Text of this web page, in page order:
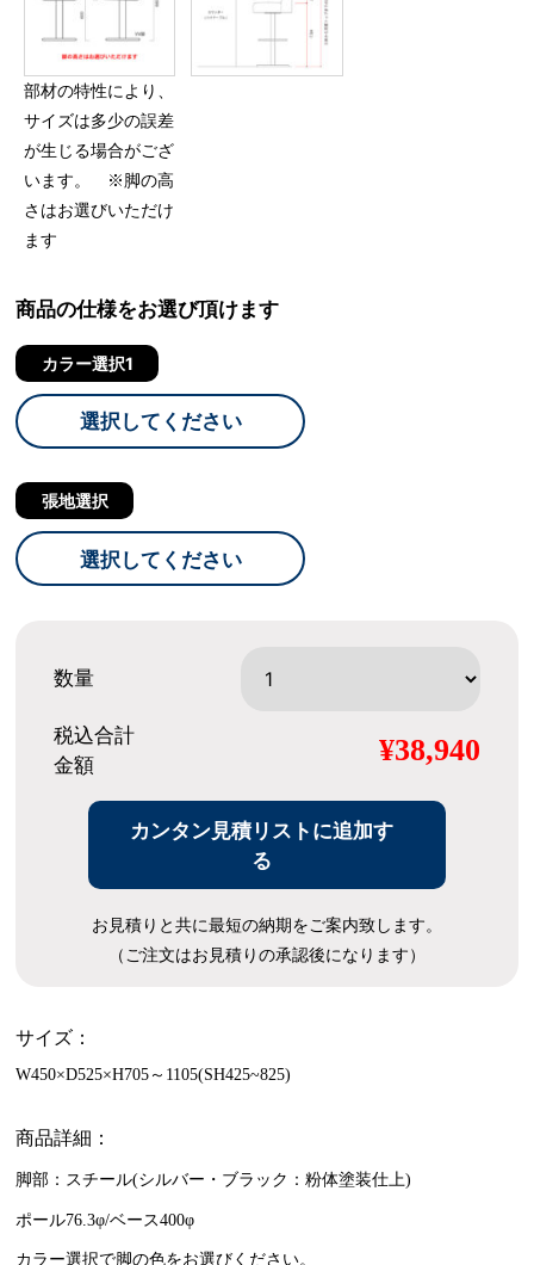
部材の特性により、
サイズは多少の誤差
が生じる場合がござ
います。 ※脚の高
さはお選びいただけ
ます
商品の仕様をお選び頂けます
カラー選択1
選択してください
張地選択
選択してください
数量
税込合計
金額
¥38,940
カンタン見積リストに追加す
る
お見積りと共に最短の納期をご案内致します。
（ご注文はお見積りの承認後になります）
サイズ：
W450×D525×H705～1105(SH425~825)
商品詳細：
脚部：スチール(シルバー・ブラック：粉体塗装仕上)
ポール76.3φ/ベース400φ
カラー選択で脚の色をお選びください。